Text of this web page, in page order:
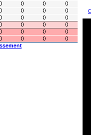
0 0
0
0 0
0
0 0
0
0 0
0
0 0
0
0 0
0